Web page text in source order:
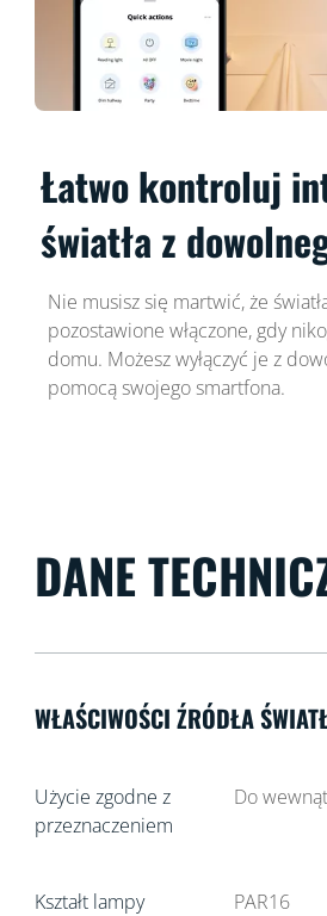
Łatwo kontroluj
światła z
Nie musisz się martwić, że
pozostawione włączone, gdy
domu. Możesz wyłączyć je z
pomocą swojego smartfona.
DANE
WŁAŚCIWOŚCI ŹRÓDŁA
Użycie zgodne z
przeznaczeniem
Do
Kształt lampy PAR16